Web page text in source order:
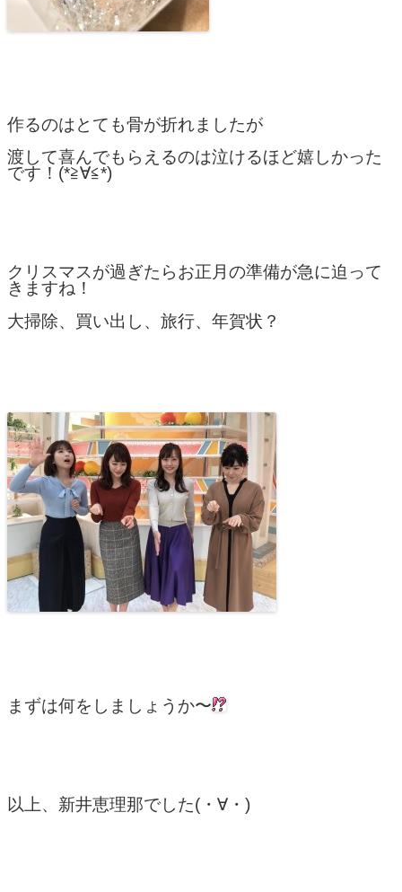
作るのはとても骨が折れましたが
渡して喜んでもらえるのは泣けるほど嬉しかった
です！(*≧∀≦*)
クリスマスが過ぎたらお正月の準備が急に迫って
きますね！
大掃除、買い出し、旅行、年賀状？
まずは何をしましょうか〜
以上、新井恵理那でした(・∀・)